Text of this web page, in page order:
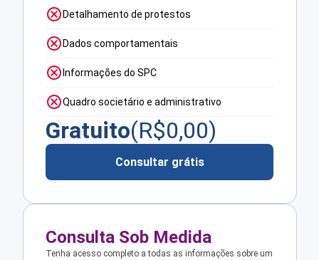
Detalhamento de protestos
Dados comportamentais
Informações do SPC
Quadro societário e administrativo
Gratuito(R$0,00)
Consultar grátis
Consulta Sob Medida
Tenha acesso completo a todas as informações sobre um